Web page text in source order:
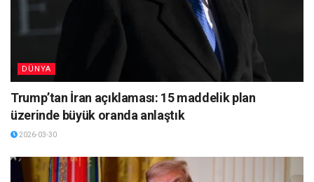
DÜNYA
Trump’tan İran açıklaması: 15 maddelik plan
üzerinde büyük oranda anlaştık
2026-03-30